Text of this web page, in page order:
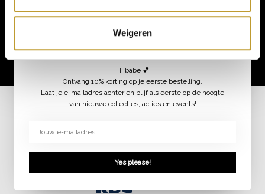
Weigeren
Volg ons Schrijf je in voor onze nieuwsbrief
Hi babe 💕
Ontvang 10% korting op je eerste bestelling.
Laat je e-mailadres achter en blijf als eerste op de hoogte
van nieuwe collecties, acties en events!
Yes please!